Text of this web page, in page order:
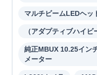
マルチビームLEDヘッ
（アダプティブハイビ
純正MBUX 10.25イン
メーター